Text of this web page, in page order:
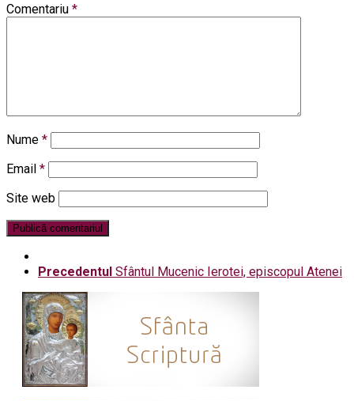
Comentariu *
Nume *
Email *
Site web
Precedentul Sfântul Mucenic Ierotei, episcopul Atenei